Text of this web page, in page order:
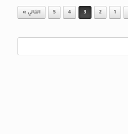
1
2
3
4
5 التالي »